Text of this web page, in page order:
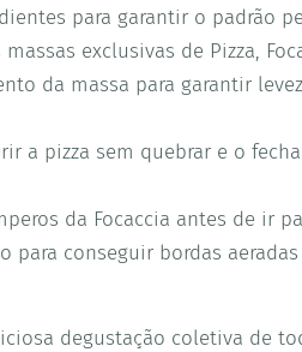
para garantir o padrão
exclusivas de Pizza,
da massa para garantir
a pizza sem quebrar e o
da Focaccia antes de ir
para conseguir bordas
degustação coletiva de